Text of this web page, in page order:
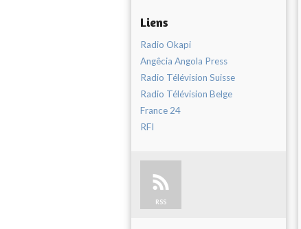
Liens
Radio Okapi
Angêcia Angola Press
Radio Télévision Suisse
Radio Télévision Belge
France 24
RFI
RSS